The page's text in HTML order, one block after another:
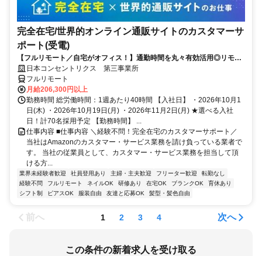
完全在宅/世界的オンライン通販サイトのカスタマーサ
ポート(受電)
【フルリモート／自宅がオフィス！】通勤時間を丸々有効活用◎リモー
ト研修・フォロー充実で在宅でも安心★セールス要素一切なし！
日本コンセントリクス 第三事業所
フルリモート
月給206,300円以上
勤務時間 総労働時間：1週あたり40時間 【入社日】 ・2026年10月1
日(木) ・2026年10月19日(月) ・2026年11月2日(月) ★選べる入社
日！計70名採用予定 【勤務時間】 ...
仕事内容 ■仕事内容 ＼経験不問！完全在宅のカスタマーサポート／
当社はAmazonのカスタマー・サービス業務を請け負っている業者で
す。 当社の従業員として、カスタマー・サービス業務を担当して頂
ける方...
業界未経験者歓迎 社員登用あり 主婦・主夫歓迎 フリーター歓迎
転勤なし
経験不問
フルリモート ネイルOK 研修あり 在宅OK ブランクOK
育休あり
シフト制
ピアスOK 服装自由 友達と応募OK 髪型・髪色自由
前へ 1 2 3 4 次へ
この条件の新着求人を受け取る